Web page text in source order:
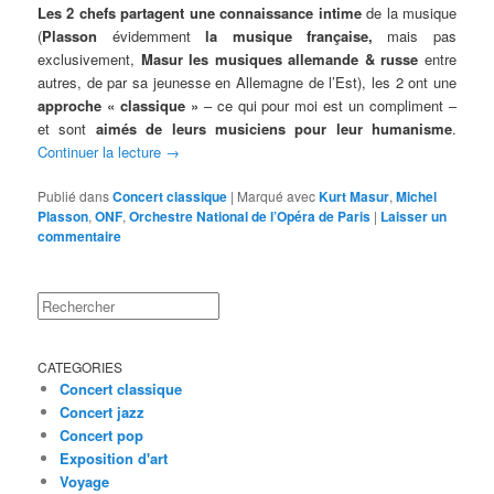
Les 2 chefs partagent une connaissance intimede la musique
(Plasson évidemmentla musique française, mais pas
exclusivement, Masur les musiques allemande & russe entre
autres, de par sa jeunesse en Allemagne de l’Est), les 2 ont une
approche « classique » – ce qui pour moi est un compliment –
et sont aimés de leurs musiciens pour leur humanisme.
Continuer la lecture →
Publié dansConcert classique | Marqué avecKurt Masur,Michel
Plasson,ONF,Orchestre National de l’Opéra de Paris | Laisser un
commentaire
Rechercher
CATEGORIES
Concert classique
Concert jazz
Concert pop
Exposition d'art
Voyage